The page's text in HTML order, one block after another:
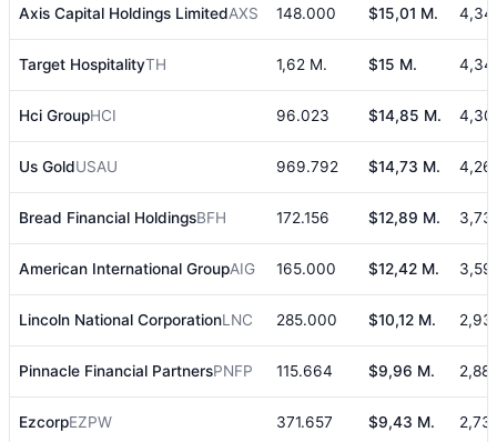
Axis Capital Holdings LimitedAXS 148.000 $15,01 M.
Target HospitalityTH 1,62 M. $15 M.
Hci GroupHCI 96.023 $14,85 M.
Us GoldUSAU 969.792 $14,73 M.
Bread Financial HoldingsBFH 172.156 $12,89 M.
American International GroupAIG 165.000 $12,42 M.
Lincoln National CorporationLNC 285.000 $10,12 M.
Pinnacle Financial PartnersPNFP 115.664 $9,96 M.
EzcorpEZPW 371.657 $9,43 M.